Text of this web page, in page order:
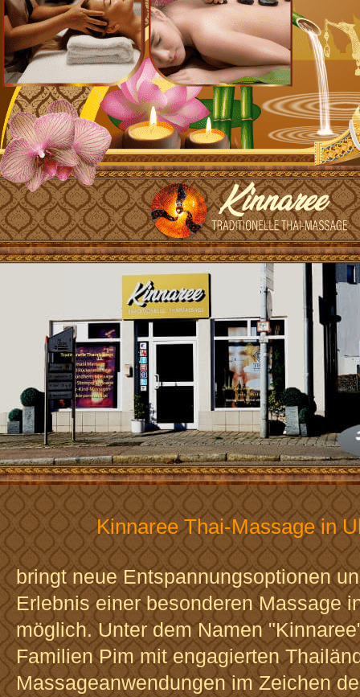
Kinnaree Thai-Massage in
bringt neue Entspannungsoptionen
Erlebnis einer besonderen Massage
möglich. Unter dem Namen
Familien Pim mit engagierten
Massageanwendungen im Zeichen